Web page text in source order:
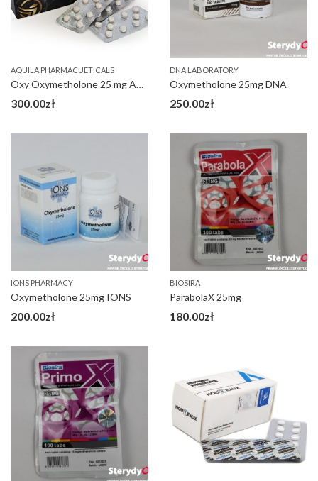
AQUILA PHARMACUETICALS
Oxy Oxymetholone 25 mg Aquila
300.00zł
DNA LABORATORY
Oxymetholone 25mg DNA
250.00zł
IONS PHARMACY
Oxymetholone 25mg IONS
200.00zł
BIOSIRA
ParabolaX 25mg
180.00zł